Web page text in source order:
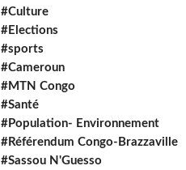
#Culture
#Elections
#sports
#Cameroun
#MTN Congo
#Santé
#Population- Environnement
#Référendum Congo-Brazzaville
#Sassou N'Guesso